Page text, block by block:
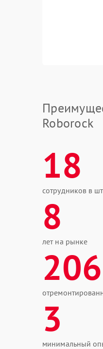
Roborock
18
сотрудников в
8
лет на рынке
3
минимальный